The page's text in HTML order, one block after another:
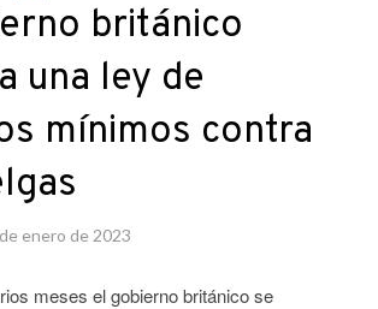
británico
una ley de
mínimos contra
enero de 2023
meses el gobierno británico se